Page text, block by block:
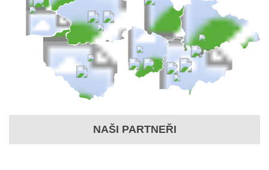
NAŠI PARTNEŘI